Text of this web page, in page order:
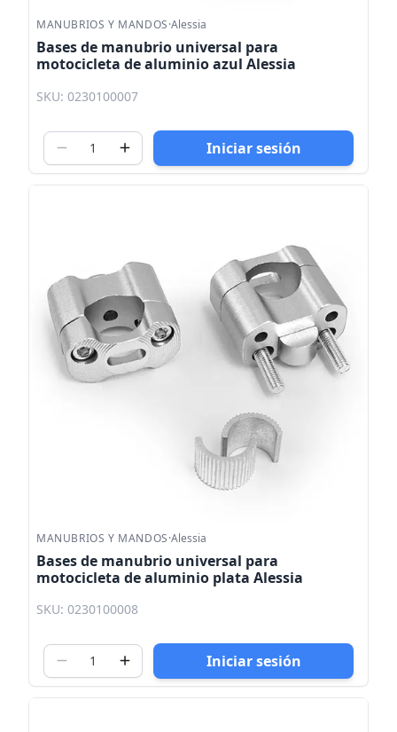
MANUBRIOS Y MANDOS·Alessia
Bases de manubrio universal para
motocicleta de aluminio azul Alessia
SKU: 0230100007
Iniciar sesión
MANUBRIOS Y MANDOS·Alessia
Bases de manubrio universal para
motocicleta de aluminio plata Alessia
SKU: 0230100008
Iniciar sesión